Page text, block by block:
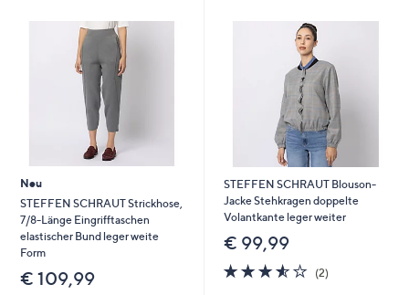
Neu
STEFFEN SCHRAUT Strickhose,
7/8-Länge Eingrifftaschen
elastischer Bund leger weite
Form
€ 109,99
STEFFEN SCHRAUT Blouson-
Jacke Stehkragen doppelte
Volantkante leger weiter
€ 99,99
3.5
von
(2)2